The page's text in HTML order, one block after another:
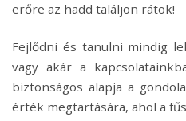
erőre az hadd találjon rátok!
Fejlődni és tanulni mindig
vagy akár a
biztonságos alapja a
érték megtartására, ahol a